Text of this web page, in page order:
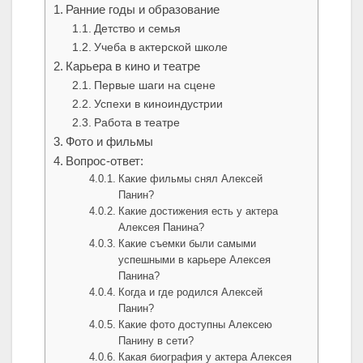
Ранние годы и образование
Детство и семья
Учеба в актерской школе
Карьера в кино и театре
Первые шаги на сцене
Успехи в киноиндустрии
Работа в театре
Фото и фильмы
Вопрос-ответ:
Какие фильмы снял Алексей
Панин?
Какие достижения есть у актера
Алексея Панина?
Какие съемки были самыми
успешными в карьере Алексея
Панина?
Когда и где родился Алексей
Панин?
Какие фото доступны Алексею
Панину в сети?
Какая биография у актера Алексея